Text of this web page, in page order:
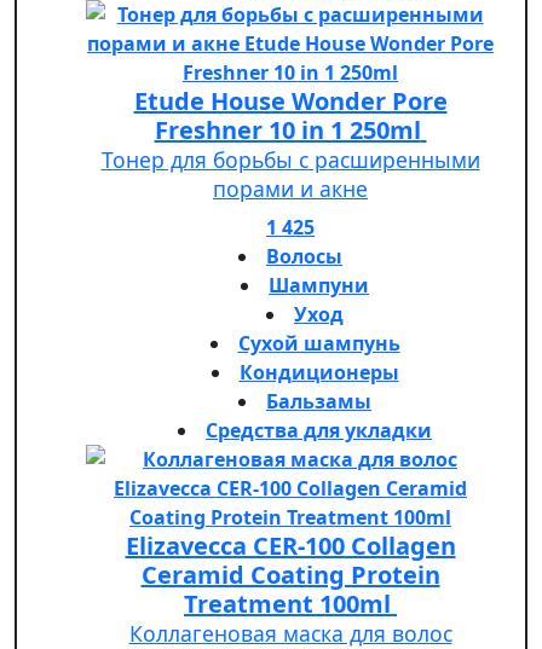
Etude House Wonder Pore
Freshner 10 in 1 250ml
Тонер для борьбы с расширенными
порами и акне
1 425
Волосы
Шампуни
Уход
Сухой шампунь
Кондиционеры
Бальзамы
Средства для укладки
Elizavecca CER-100 Collagen
Ceramid Coating Protein
Treatment 100ml
Коллагеновая маска для волос